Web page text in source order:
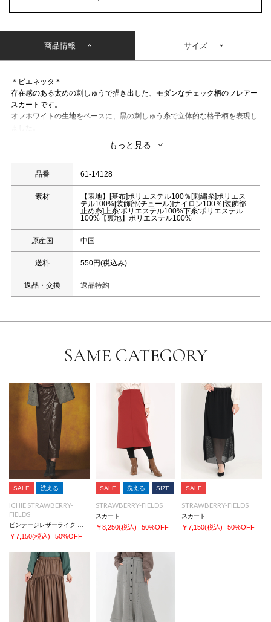
商品情報 サイズ
＊ビエネッタ＊
存在感のある太めの刺しゅうで描き出した、モダンなチェック柄のフレアー
スカートです。
オフホワイトの生地をベースに、黒の刺しゅう糸で立体的な格子柄を表現し
裾に向かってふんわりと広がるボリューム感のあるシルエットが、歩くたび
にドラマチックに揺れ動きます。
華やかなデザインながら、モノトーンカラーなのでコーディネートに取り入
れやすいのもポイントです。
シンプルなトップスと合わせるだけでスタイリングが決まる、主役級の存在
洗濯：ドライクリーニング
もっと見る
品番 61-14128
素材
【表地】[基布]ポリエステル100％[刺繍糸]ポリエス
テル100%[装飾部(チュール)]ナイロン100％[装飾部
止め糸]上糸:ポリエステル100%下糸:ポリエステル
100%【裏地】ポリエステル100%
原産国 中国
送料 550円(税込み)
返品・交換 返品特約
SAME CATEGORY
SALE 洗える
ICHIE STRAWBERRY-
FIELDS
￥7,150(税込) 50%OFF
SALE 洗える SIZE
STRAWBERRY-FIELDS
スカート
￥8,250(税込) 50%OFF
SALE
STRAWBERRY-FIELDS
スカート
￥7,150(税込) 50%OFF